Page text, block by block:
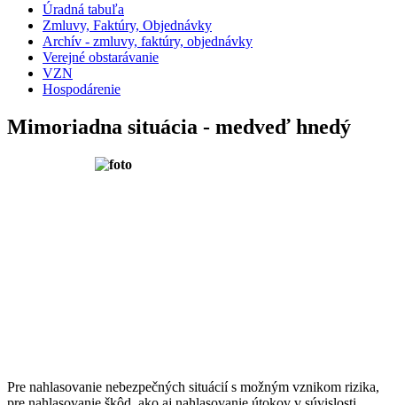
Úradná tabuľa
Zmluvy, Faktúry, Objednávky
Archív - zmluvy, faktúry, objednávky
Verejné obstarávanie
VZN
Hospodárenie
Mimoriadna situácia - medveď hnedý
Pre nahlasovanie nebezpečných situácií s možným vznikom rizika,